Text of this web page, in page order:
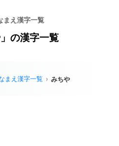
まえ漢字一覧
」の漢字一覧
まえ漢字一覧 みちや